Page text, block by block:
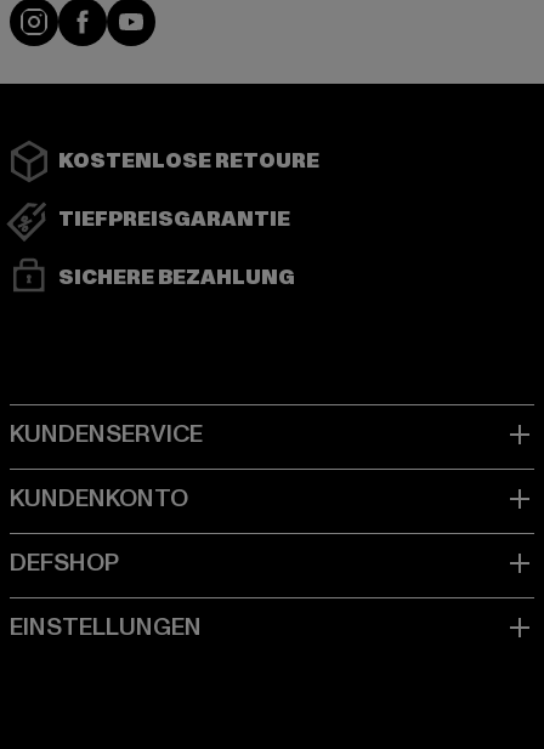
Instagram
FacebookYouTube
KOSTENLOSE RETOURE
TIEFPREISGARANTIE
SICHERE BEZAHLUNG